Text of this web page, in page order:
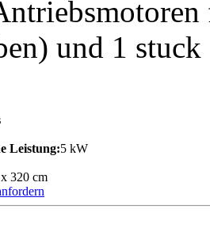
und 1
Leistung:5 kW
320 cm